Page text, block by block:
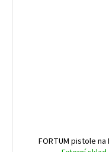
FORTUM pistole na